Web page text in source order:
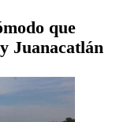
que
Juanacatlán